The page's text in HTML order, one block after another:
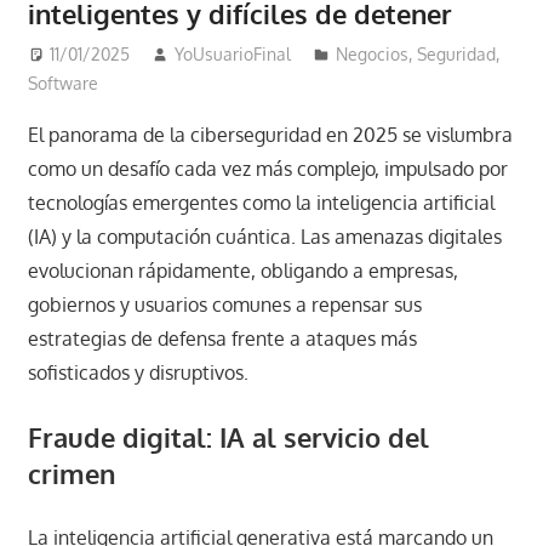
inteligentes y difíciles de detener
11/01/2025 YoUsuarioFinal Negocios,Seguridad,
Software
El panorama de la ciberseguridad en 2025 se vislumbra
como un desafío cada vez más complejo, impulsado por
tecnologías emergentes como la inteligencia artificial
(IA) y la computación cuántica. Las amenazas digitales
evolucionan rápidamente, obligando a empresas,
gobiernos y usuarios comunes a repensar sus
estrategias de defensa frente a ataques más
sofisticados y disruptivos.
Fraude digital: IA al servicio del
crimen
La inteligencia artificial generativa está marcando un